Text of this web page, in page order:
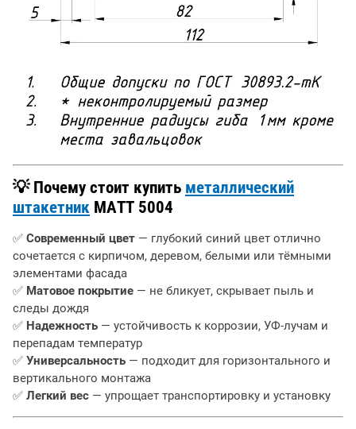
💡 Почему стоит купить металлический
штакетник МАТТ 5004
✅ Современный цвет — глубокий синий цвет отлично
сочетается с кирпичом, деревом, белыми или тёмными
элементами фасада
✅ Матовое покрытие — не бликует, скрывает пыль и
следы дождя
✅ Надежность — устойчивость к коррозии, УФ-лучам и
перепадам температур
✅ Универсальность — подходит для горизонтального и
вертикального монтажа
✅ Легкий вес — упрощает транспортировку и установку